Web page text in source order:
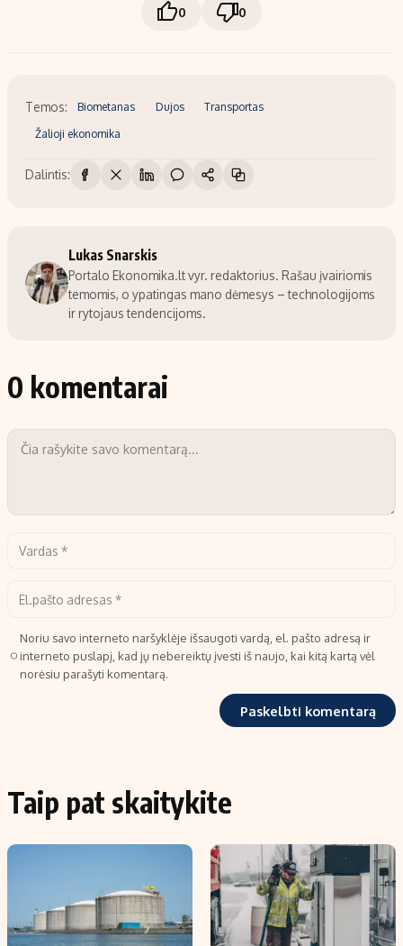
0 0
Temos: Biometanas Dujos Transportas
Žalioji ekonomika
Dalintis:
Lukas Snarskis
Portalo Ekonomika.lt vyr. redaktorius. Rašau įvairiomis
temomis, o ypatingas mano dėmesys – technologijoms
ir rytojaus tendencijoms.
0 komentarai
Noriu savo interneto naršyklėje išsaugoti vardą, el. pašto adresą ir
interneto puslapį, kad jų nebereiktų įvesti iš naujo, kai kitą kartą vėl
norėsiu parašyti komentarą.
Taip pat skaitykite